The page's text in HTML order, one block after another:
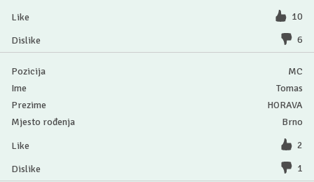
10
6
MC
Tomas
HORAVA
Brno
2
1